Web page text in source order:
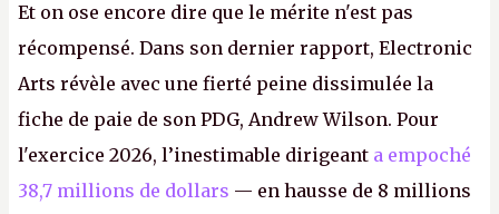
Et on ose encore dire que le mérite n'est pas
récompensé. Dans son dernier rapport, Electronic
Arts révèle avec une fierté peine dissimulée la
fiche de paie de son PDG, Andrew Wilson. Pour
l'exercice 2026, l’inestimable dirigeant a empoché
38,7 millions de dollars — en hausse de 8 millions